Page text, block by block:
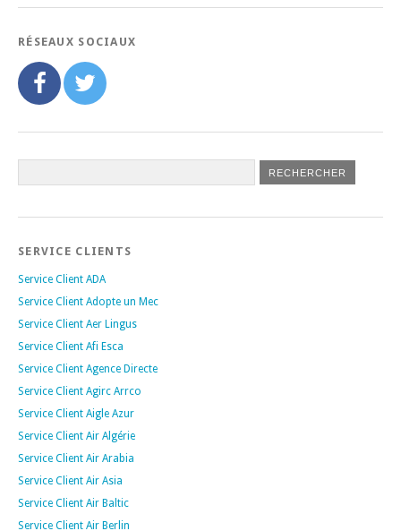
RÉSEAUX SOCIAUX
SERVICE CLIENTS
Service Client ADA
Service Client Adopte un Mec
Service Client Aer Lingus
Service Client Afi Esca
Service Client Agence Directe
Service Client Agirc Arrco
Service Client Aigle Azur
Service Client Air Algérie
Service Client Air Arabia
Service Client Air Asia
Service Client Air Baltic
Service Client Air Berlin